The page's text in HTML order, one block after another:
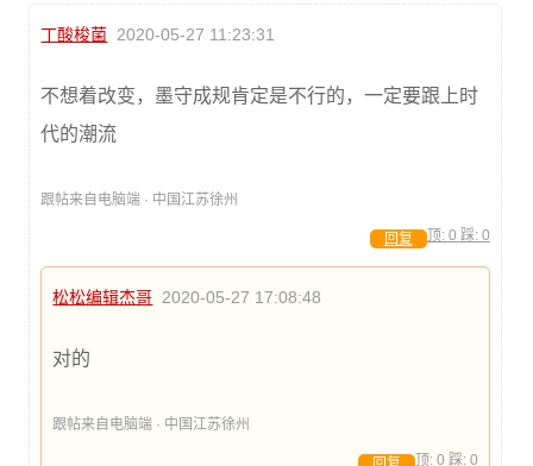
丁酸梭菌 2020-05-27 11:23:31
不想着改变，墨守成规肯定是不行的，一定要跟上时
代的潮流
跟帖来自电脑端 · 中国江苏徐州
顶: 0 踩: 0
回复
松松编辑杰哥 2020-05-27 17:08:48
对的
跟帖来自电脑端 · 中国江苏徐州
顶: 0 踩: 0